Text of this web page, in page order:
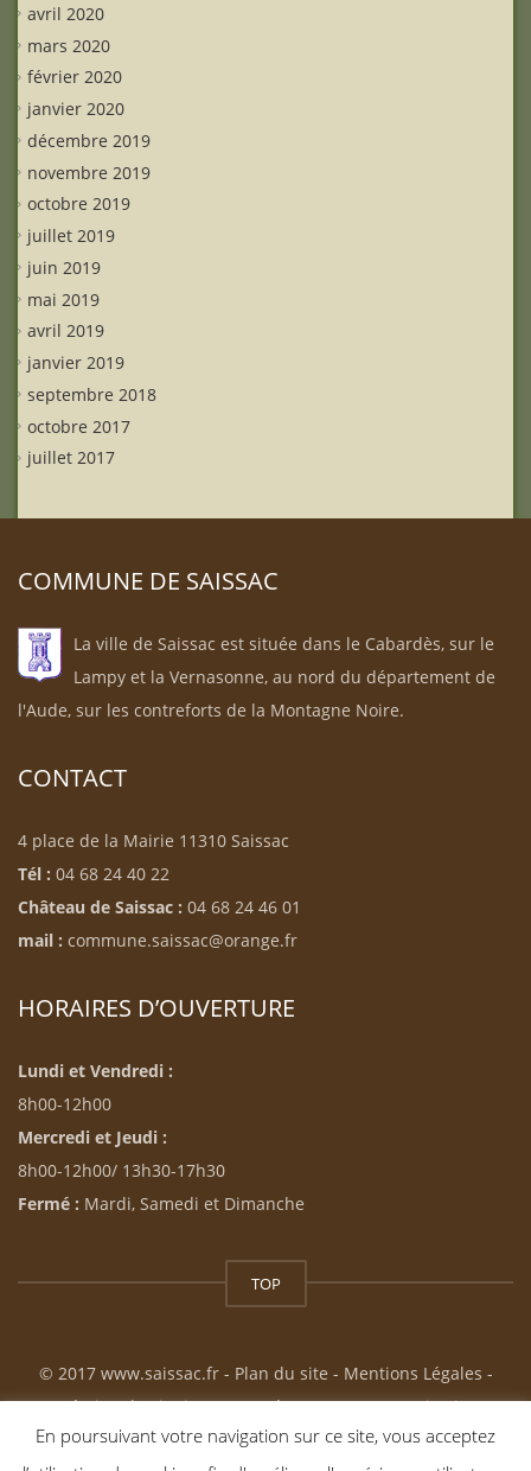
avril 2020
mars 2020
février 2020
janvier 2020
décembre 2019
novembre 2019
octobre 2019
juillet 2019
juin 2019
mai 2019
avril 2019
janvier 2019
septembre 2018
octobre 2017
juillet 2017
COMMUNE DE SAISSAC
La ville de Saissac est située dans le Cabardès, sur le
Lampy et la Vernasonne, au nord du département de
l'Aude, sur les contreforts de la Montagne Noire.
CONTACT
4 place de la Mairie 11310 Saissac
Tél : 04 68 24 40 22
Château de Saissac : 04 68 24 46 01
mail : commune.saissac@orange.fr
HORAIRES D’OUVERTURE
Lundi et Vendredi :
8h00-12h00
Mercredi et Jeudi :
8h00-12h00/ 13h30-17h30
Fermé : Mardi, Samedi et Dimanche
TOP
© 2017 www.saissac.fr - Plan du site - Mentions Légales -
Création du site internet : Résonance Communication
En poursuivant votre navigation sur ce site, vous acceptez